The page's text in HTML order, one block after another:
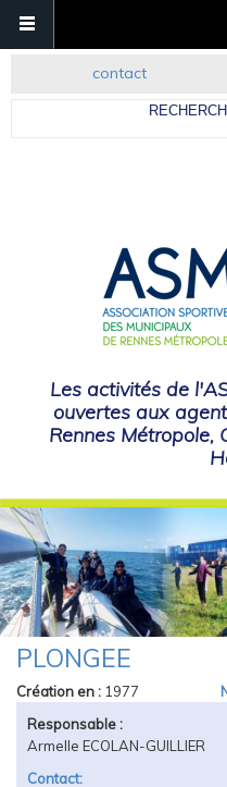
contact
Rechercher
Les activités de
ouvertes aux
Rennes Métropole,
Vous Êtes Ici
PLONGÉE
Création en : 1977
Responsable :
Armelle ECOLAN-GUILLIER
Contact: